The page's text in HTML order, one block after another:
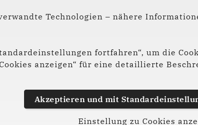
Technologien – nähere
fortfahren“, um die
anzeigen“ für eine detaillierte
Akzeptieren und mit
Einstellung zu Cookies